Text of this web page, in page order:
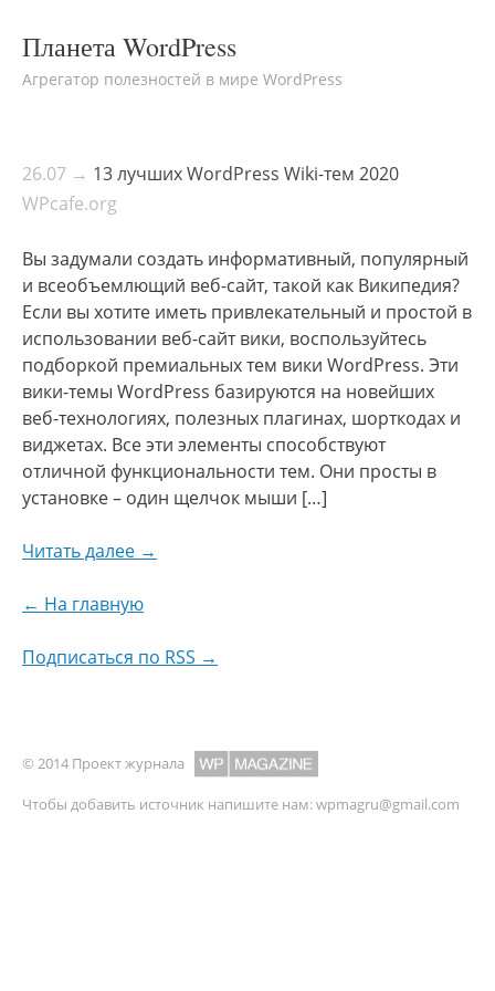
Планета WordPress
Агрегатор полезностей в мире WordPress
26.07 → 13 лучших WordPress Wiki-тем 2020
WPcafe.org
Вы задумали создать информативный, популярный
и всеобъемлющий веб-сайт, такой как Википедия?
Если вы хотите иметь привлекательный и простой в
использовании веб-сайт вики, воспользуйтесь
подборкой премиальных тем вики WordPress. Эти
вики-темы WordPress базируются на новейших
веб-технологиях, полезных плагинах, шорткодах и
виджетах. Все эти элементы способствуют
отличной функциональности тем. Они просты в
установке – один щелчок мыши […]
Читать далее →
← На главную
Подписаться по RSS →
© 2014 Проект журнала
Чтобы добавить источник напишите нам:wpmagru@gmail.com